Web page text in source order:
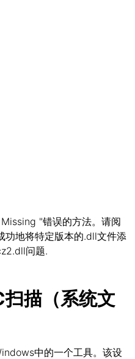
"错误的方法。请阅
功地将特定版本的.dll文件添
问题.
描（系统文
中的一个工具。该设